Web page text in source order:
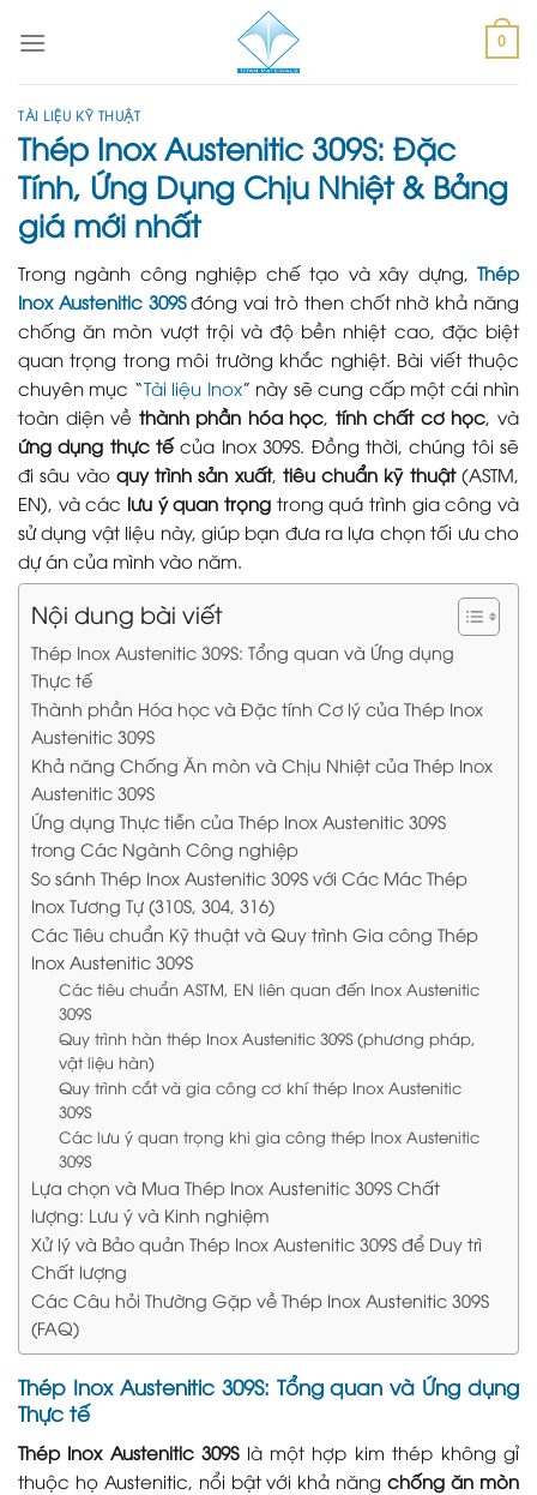
0
TÀI LIỆU KỸ THUẬT
Thép Inox Austenitic 309S: Đặc
Tính, Ứng Dụng Chịu Nhiệt & Bảng
giá mới nhất
Trong ngành công nghiệp chế tạo và xây dựng, Thép
Inox Austenitic 309Sđóng vai trò then chốt nhờ khả năng
chống ăn mòn vượt trội và độ bền nhiệt cao, đặc biệt
quan trọng trong môi trường khắc nghiệt. Bài viết thuộc
chuyên mục “Tài liệu Inox” này sẽ cung cấp một cái nhìn
toàn diện về thành phần hóa học, tính chất cơ học, và
ứng dụng thực tếcủa Inox 309S. Đồng thời, chúng tôi sẽ
đi sâu vào quy trình sản xuất, tiêu chuẩn kỹ thuật(ASTM,
EN), và các lưu ý quan trọng trong quá trình gia công và
sử dụng vật liệu này, giúp bạn đưa ra lựa chọn tối ưu cho
dự án của mình vào năm.
Nội dung bài viết
Thép Inox Austenitic 309S: Tổng quan và Ứng dụng
Thực tế
Thành phần Hóa học và Đặc tính Cơ lý của Thép Inox
Austenitic 309S
Khả năng Chống Ăn mòn và Chịu Nhiệt của Thép Inox
Austenitic 309S
Ứng dụng Thực tiễn của Thép Inox Austenitic 309S
trong Các Ngành Công nghiệp
So sánh Thép Inox Austenitic 309S với Các Mác Thép
Inox Tương Tự (310S, 304, 316)
Các Tiêu chuẩn Kỹ thuật và Quy trình Gia công Thép
Inox Austenitic 309S
Các tiêu chuẩn ASTM, EN liên quan đến Inox Austenitic
309S
Quy trình hàn thép Inox Austenitic 309S (phương pháp,
vật liệu hàn)
Quy trình cắt và gia công cơ khí thép Inox Austenitic
309S
Các lưu ý quan trọng khi gia công thép Inox Austenitic
309S
Lựa chọn và Mua Thép Inox Austenitic 309S Chất
lượng: Lưu ý và Kinh nghiệm
Xử lý và Bảo quản Thép Inox Austenitic 309S để Duy trì
Chất lượng
Các Câu hỏi Thường Gặp về Thép Inox Austenitic 309S
(FAQ)
Thép Inox Austenitic 309S: Tổng quan và Ứng dụng
Thực tế
Thép Inox Austenitic 309Slà một hợp kim thép không gỉ
thuộc họ Austenitic, nổi bật với khả năngchống ăn mòn